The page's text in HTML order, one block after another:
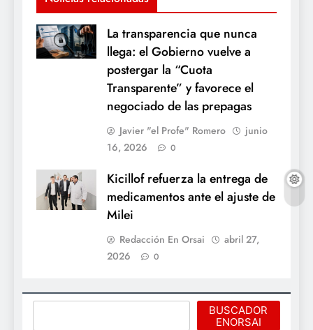
La transparencia que nunca
llega: el Gobierno vuelve a
postergar la “Cuota
Transparente” y favorece el
negociado de las prepagas
Javier "el Profe" Romero
junio
16, 2026
0
Kicillof refuerza la entrega de
medicamentos ante el ajuste de
Milei
Redacción En Orsai
abril 27,
2026
0
BUSCADOR
ENORSAI